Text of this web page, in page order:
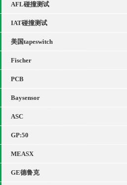
AFL碰撞测试
IAT碰撞测试
美国tapeswitch
Fischer
PCB
Baysensor
ASC
GP:50
MEASX
GE德鲁克